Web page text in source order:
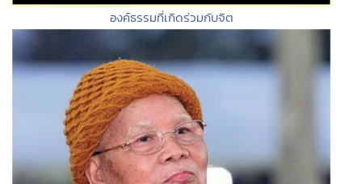
องค์ธรรมที่เกิดร่วมกับจิต